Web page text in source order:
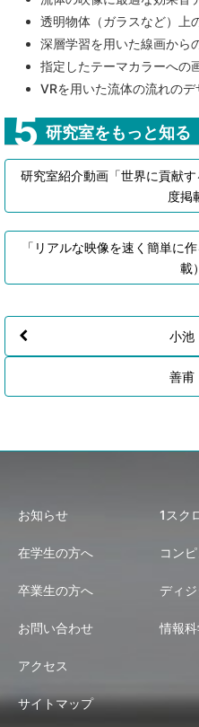
透明物体（ガラスなど）上
深層学習を用いた線画から
指定したテーマカラーへの
VRを用いた流体の流れのデ
研究室をもっと知る
研究室紹介動画「世界に貢献
度掲
「リアルな映像を速く簡単に
載）
小
善
お知らせ
在学生の方へ
卒業生の方へ
お問い合わせ
アクセス
サイトマップ
1スク
コン
ディ
情報